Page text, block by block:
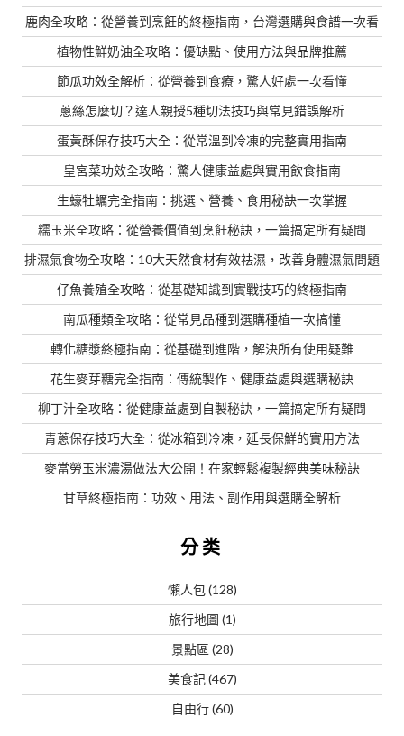
鹿肉全攻略：從營養到烹飪的終極指南，台灣選購與食譜一次看
植物性鮮奶油全攻略：優缺點、使用方法與品牌推薦
節瓜功效全解析：從營養到食療，驚人好處一次看懂
蔥絲怎麼切？達人親授5種切法技巧與常見錯誤解析
蛋黃酥保存技巧大全：從常溫到冷凍的完整實用指南
皇宮菜功效全攻略：驚人健康益處與實用飲食指南
生蠔牡蠣完全指南：挑選、營養、食用秘訣一次掌握
糯玉米全攻略：從營養價值到烹飪秘訣，一篇搞定所有疑問
排濕氣食物全攻略：10大天然食材有效祛濕，改善身體濕氣問題
仔魚養殖全攻略：從基礎知識到實戰技巧的終極指南
南瓜種類全攻略：從常見品種到選購種植一次搞懂
轉化糖漿終極指南：從基礎到進階，解決所有使用疑難
花生麥芽糖完全指南：傳統製作、健康益處與選購秘訣
柳丁汁全攻略：從健康益處到自製秘訣，一篇搞定所有疑問
青蔥保存技巧大全：從冰箱到冷凍，延長保鮮的實用方法
麥當勞玉米濃湯做法大公開！在家輕鬆複製經典美味秘訣
甘草終極指南：功效、用法、副作用與選購全解析
分类
懶人包 (128)
旅行地圖 (1)
景點區 (28)
美食記(467)
自由行(60)